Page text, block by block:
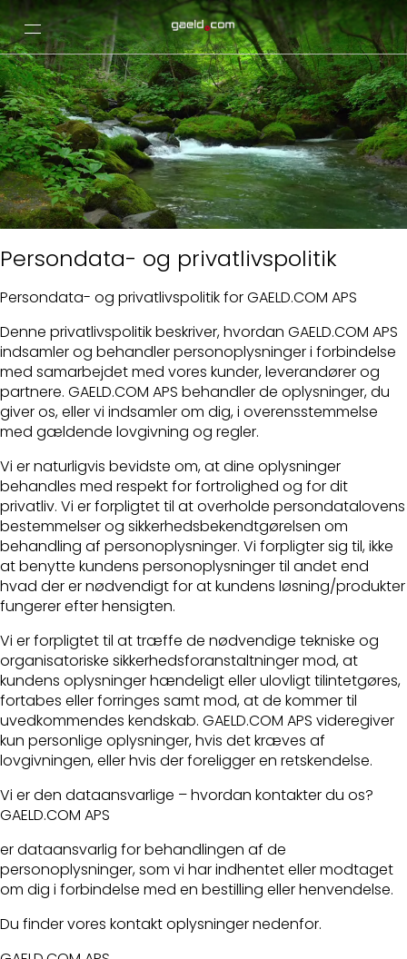
Persondata- og privatlivspolitik
Persondata- og privatlivspolitik for GAELD.COM APS
Denne privatlivspolitik beskriver, hvordan GAELD.COM APS
indsamler og behandler personoplysninger i forbindelse
med samarbejdet med vores kunder, leverandører og
partnere. GAELD.COM APS behandler de oplysninger, du
giver os, eller vi indsamler om dig, i overensstemmelse
med gældende lovgivning og regler.
Vi er naturligvis bevidste om, at dine oplysninger
behandles med respekt for fortrolighed og for dit
privatliv. Vi er forpligtet til at overholde persondatalovens
bestemmelser og sikkerhedsbekendtgørelsen om
behandling af personoplysninger. Vi forpligter sig til, ikke
at benytte kundens personoplysninger til andet end
hvad der er nødvendigt for at kundens løsning/produkter
fungerer efter hensigten.
Vi er forpligtet til at træffe de nødvendige tekniske og
organisatoriske sikkerhedsforanstaltninger mod, at
kundens oplysninger hændeligt eller ulovligt tilintetgøres,
fortabes eller forringes samt mod, at de kommer til
uvedkommendes kendskab. GAELD.COM APS videregiver
kun personlige oplysninger, hvis det kræves af
lovgivningen, eller hvis der foreligger en retskendelse.
Vi er den dataansvarlige – hvordan kontakter du os?
GAELD.COM APS
er dataansvarlig for behandlingen af de
personoplysninger, som vi har indhentet eller modtaget
om dig i forbindelse med en bestilling eller henvendelse.
Du finder vores kontakt oplysninger nedenfor.